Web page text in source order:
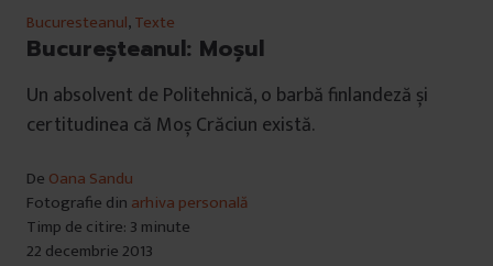
Bucuresteanul,Texte
Bucureşteanul: Moşul
Un absolvent de Politehnică, o barbă finlandeză și
certitudinea că Moș Crăciun există.
De Oana Sandu
Fotografie din arhiva personală
Timp de citire: 3 minute
22 decembrie 2013